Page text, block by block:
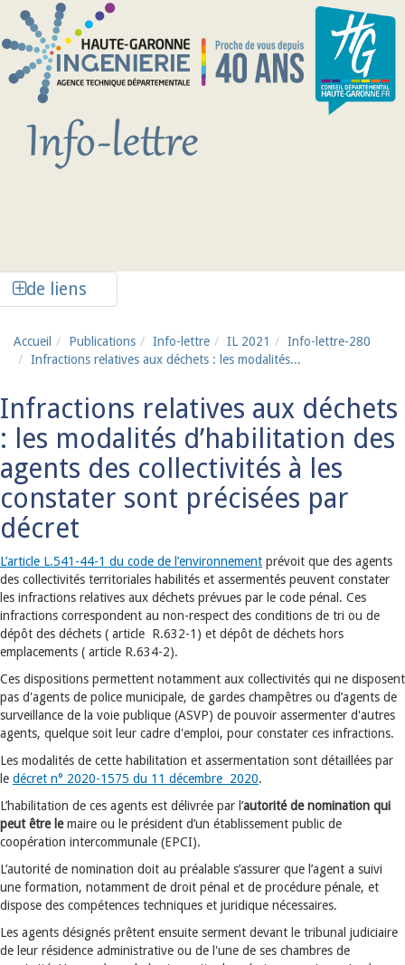
Aller au contenu principal
de liens
Accueil Publications Info-lettre IL 2021
Info-lettre-280
Infractions relatives aux déchets : les modalités...
Infractions relatives aux déchets
: les modalités d’habilitation des
agents des collectivités à les
constater sont précisées par
décret
L’article L.541-44-1 du code de l’environnement prévoit que des agents
des collectivités territoriales habilités et assermentés peuvent constater
les infractions relatives aux déchets prévues par le code pénal. Ces
infractions correspondent au non-respect des conditions de tri ou de
dépôt des déchets ( article R.632-1) et dépôt de déchets hors
emplacements ( article R.634-2).
Ces dispositions permettent notamment aux collectivités qui ne disposent
pas d'agents de police municipale, de gardes champêtres ou d’agents de
surveillance de la voie publique (ASVP) de pouvoir assermenter d'autres
agents, quelque soit leur cadre d'emploi, pour constater ces infractions.
Les modalités de cette habilitation et assermentation sont détaillées par
le décret n° 2020-1575 du 11 décembre 2020.
L’habilitation de ces agents est délivrée par l’autorité de nomination qui
peut être lemaire ou le président d’un établissement public de
coopération intercommunale (EPCI).
L’autorité de nomination doit au préalable s’assurer que l’agent a suivi
une formation, notamment de droit pénal et de procédure pénale, et
dispose des compétences techniques et juridique nécessaires.
Les agents désignés prêtent ensuite serment devant le tribunal judiciaire
de leur résidence administrative ou de l'une de ses chambres de